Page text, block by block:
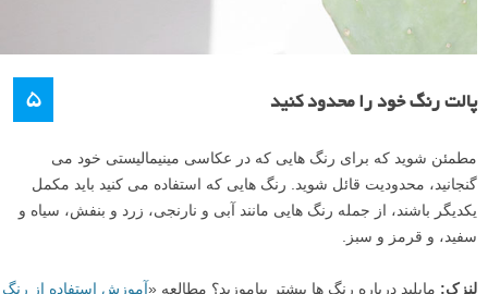
۵ پالت رنگ خود را محدود کنید
مطمئن شوید که برای رنگ هایی که در عکاسی مینیمالیستی خود می
گنجانید، محدودیت قائل شوید. رنگ هایی که استفاده می کنید باید مکمل
یکدیگر باشند، از جمله رنگ هایی مانند آبی و نارنجی، زرد و بنفش، سیاه و
سفید، و قرمز و سبز.
لنزک: مایلید درباره رنگ ها بیشتر بیاموزید؟ مطالعه «آموزش استفاده از رنگ